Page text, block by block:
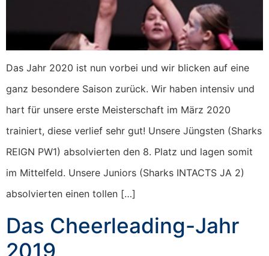
Das Jahr 2020 ist nun vorbei und wir blicken auf eine
ganz besondere Saison zurück. Wir haben intensiv und
hart für unsere erste Meisterschaft im März 2020
trainiert, diese verlief sehr gut! Unsere Jüngsten (Sharks
REIGN PW1) absolvierten den 8. Platz und lagen somit
im Mittelfeld. Unsere Juniors (Sharks INTACTS JA 2)
absolvierten einen tollen […]
Das Cheerleading-Jahr
2019